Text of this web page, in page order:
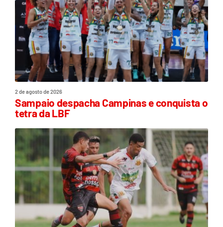
2 de agosto de 2026
Sampaio despacha Campinas e conquista o
tetra da LBF